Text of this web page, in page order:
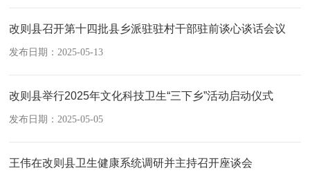
改则县召开第十四批县乡派驻驻村干部驻前谈心谈话会议
发布日期：2025-05-13
改则县举行2025年文化科技卫生“三下乡”活动启动仪式
发布日期：2025-05-05
王伟在改则县卫生健康系统调研并主持召开座谈会